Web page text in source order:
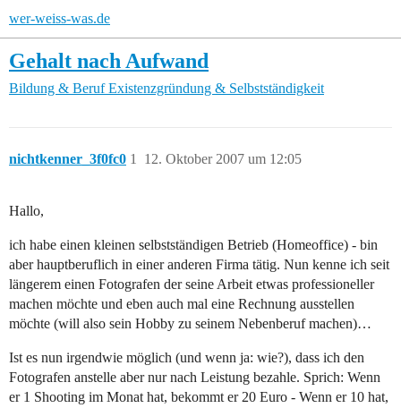
wer-weiss-was.de
Gehalt nach Aufwand
Bildung & Beruf Existenzgründung & Selbstständigkeit
nichtkenner_3f0fc0 12. Oktober 2007 um 12:05
1
Hallo,
ich habe einen kleinen selbstständigen Betrieb (Homeoffice) - bin
aber hauptberuflich in einer anderen Firma tätig. Nun kenne ich seit
längerem einen Fotografen der seine Arbeit etwas professioneller
machen möchte und eben auch mal eine Rechnung ausstellen
möchte (will also sein Hobby zu seinem Nebenberuf machen)…
Ist es nun irgendwie möglich (und wenn ja: wie?), dass ich den
Fotografen anstelle aber nur nach Leistung bezahle. Sprich: Wenn
er 1 Shooting im Monat hat, bekommt er 20 Euro - Wenn er 10 hat,